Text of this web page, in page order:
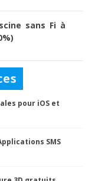
sans Fi à
pour iOS et
SMS